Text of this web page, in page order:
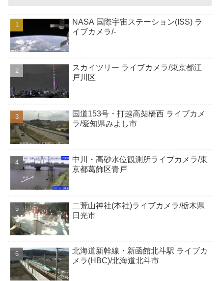
NASA 国際宇宙ステーション(ISS) ラ
イブカメラ/-
スカイツリー ライブカメラ/東京都江
戸川区
国道153号・打越高架橋西 ライブカメ
ラ/愛知県みよし市
中川・高砂水位観測所ライブカメラ/東
京都葛飾区青戸
二荒山神社(本社)ライブカメラ/栃木県
日光市
北海道新幹線・新函館北斗駅 ライブカ
メラ(HBC)/北海道北斗市